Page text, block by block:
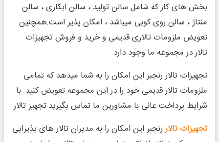
بخش های کار که شامل سالن تولید ، سالن ابکاری ، سالن
منتاژ ، سالن روی کوبی میباشد ، امکان پذیر است.همچنین
تعویض ملزومات تالاری قدیمی و خرید و فروش تجهیزات
تالار در مجموعه ما وجود دارد.
تجهیزات تالار رنجبر این امکان را به شما میدهد که تمامی
ملزومات تالار قدیمی خود را در این مجموعه تعویض کنید. با
شرایط پرداخت عالی با مشاورین ما تماس بگیرید.تجهیز تالار
تجهیزات تالاررنجبر این امکان را به مدیران تالار های پذیرایی